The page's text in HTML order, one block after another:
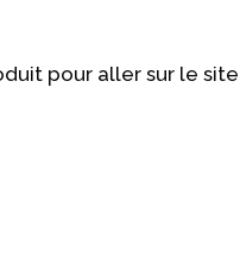
pour aller sur le